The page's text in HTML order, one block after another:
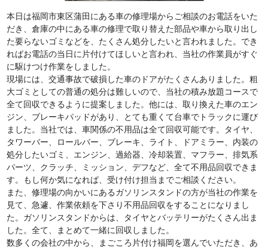
本日は福岡市東区蒲田にある車の修理場からご相談のお電話をいた
だき、倉庫の中にある車の修理で取り替えた部品や車から取り出し
た要らないゴミなどを、たくさん処分したいと言われました。でき
ればお電話の当日に片付けてほしいと言われ、当社の作業員がすぐ
に駆けつけ作業をしました。
現場には、交通事故で破損した車のドアがたくさんありました。粗
大ゴミとしての普通の処分は難しいので、当社の積み放題コースで
全て回収できるように提案しました。他には、取り換えた車のエン
ジン、ブレーキパッドがあり、とても重くて台車でトラックに運び
ました。当社では、車関係の不用品は全て回収可能です。タイヤ、
タワーバー、ロールバー、ブレーキ、ライト、ドアミラー、内装の
処分したいゴミ、エンジン、過給器、冷却装置、マフラー、排気系
パーツ、クラッチ、ミッション、デフなど、全て不用品回収できま
す。もし何か気になれば、受け付け担当までご相談ください。
また、修理場の向かいにあるガソリンスタンドの方が当社の作業を
見て、急遽、作業依頼を下さり不用品回収をすることになりまし
た。ガソリンスタンドからは、タイヤとバッテリーがたくさん出ま
した。全て、まとめて一緒に回収しました。
数多くの会社の中から、まごころ片付け福岡を選んでいただき、あ